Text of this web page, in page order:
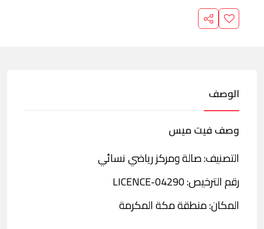
الوصف
وصف فيت ميس
التصنيف: صالة ومركز رياضي نسائي
رقم الترخيص: LICENCE-04290
المكان: منطقة مكة المكرمة